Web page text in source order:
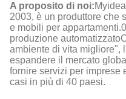
A proposito di noi:
2003, è un produttore che
e mobili per
produzione
ambiente di vita migliore",
espandere il mercato
fornire servizi per imprese
casi in più di 40 paesi.